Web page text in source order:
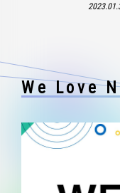
We Love